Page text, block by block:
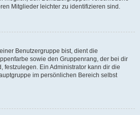
Mitglieder leichter zu identifizieren sind.
Benutzergruppe bist, dient die
sowie den Gruppenrang, der bei dir
festzulegen. Ein Administrator kann dir die
im persönlichen Bereich selbst